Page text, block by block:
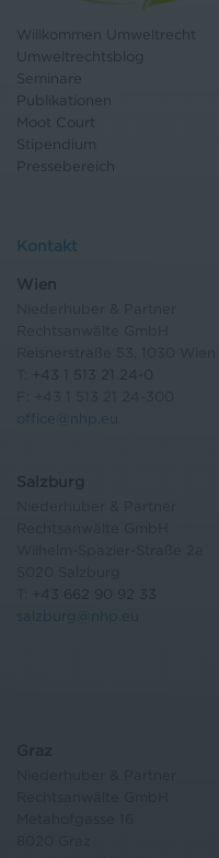
Willkommen Umweltrecht
Umweltrechtsblog
Seminare
Publikationen
Moot Court
Stipendium
Pressebereich
Kontakt
Wien
+43 1 513 21 24-0
office@nhp.eu
Salzburg
salzburg@nhp.eu